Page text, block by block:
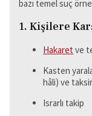
bazı temel suç
1. Kişilere
Hakaret ve
Kasten
hâli) ve
Israrlı takip